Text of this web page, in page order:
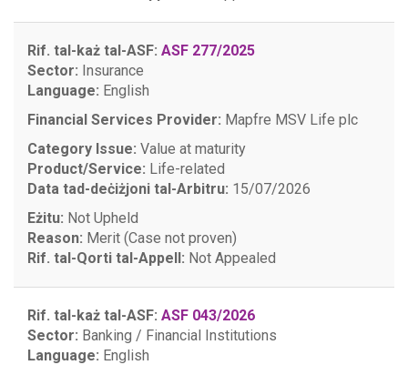
Rif. tal-każ tal-ASF: ASF 277/2025
Sector: Insurance
Language: English
Financial Services Provider: Mapfre MSV Life plc
Category Issue: Value at maturity
Product/Service: Life-related
Data tad-deċiżjoni tal-Arbitru: 15/07/2026
Eżitu: Not Upheld
Reason: Merit (Case not proven)
Rif. tal-Qorti tal-Appell: Not Appealed
Rif. tal-każ tal-ASF: ASF 043/2026
Sector: Banking / Financial Institutions
Language: English